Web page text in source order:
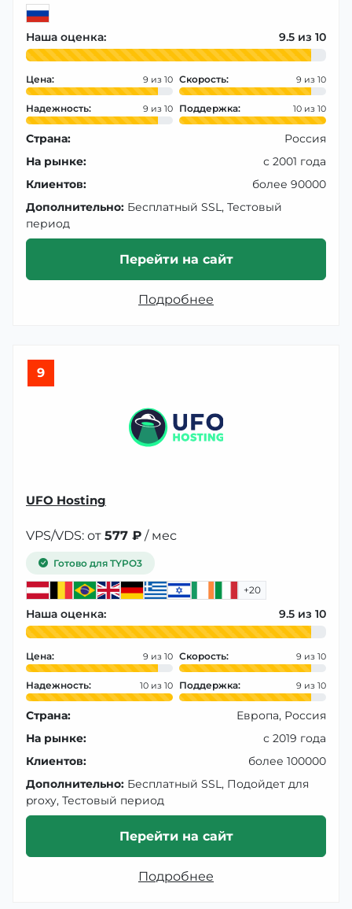
Наша оценка: 9.5
Цена: 9 Скорость: 9
Надежность: 9 Поддержка: 10
Страна:
Россия
На рынке:
с 2001 года
Клиентов:
более 90000
Дополнительно: Бесплатный SSL, Тестовый
период
Перейти на сайт
Подробнее
9
UFO Hosting
VPS/VDS: от 577 ₽ / мес
Готово для TYPO3
+20
Наша оценка: 9.5
Цена: 9 Скорость: 9
Надежность: 10 Поддержка: 9
Страна:
Европа, Россия
На рынке:
с 2019 года
Клиентов:
более 100000
Дополнительно: Бесплатный SSL, Подойдет для
proxy, Тестовый период
Перейти на сайт
Подробнее